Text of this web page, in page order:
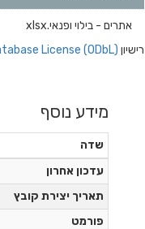
אתרים - בילוי ופנאי.xlsx
רישיון License (ODbL)
מידע נוסף
שדה
עדכון אחרון
תאריך יצירת קובץ
פורמט